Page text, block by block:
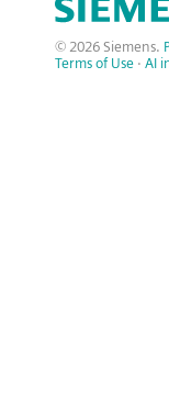
© 2026 Siemens.
Terms of Use · AI